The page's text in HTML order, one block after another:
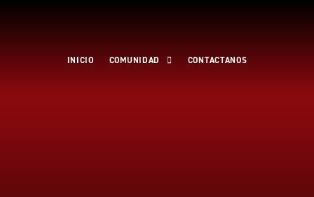
INICIO
COMUNIDAD CONTACTANOS